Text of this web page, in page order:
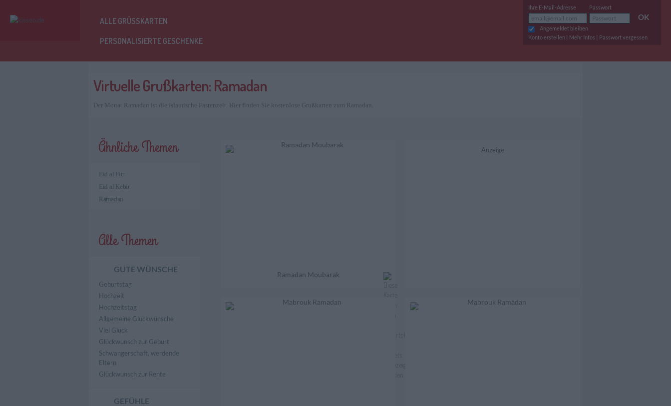
ALLE GRÜSSKARTEN
PERSONALISIERTE GESCHENKE
Ihre E-Mail-Adresse Passwort
OK
Angemeldet bleiben
Konto erstellen | Mehr Infos | Passwort vergessen
Virtuelle Grußkarten: Ramadan
Der Monat Ramadan ist die islamische Fastenzeit. Hier finden Sie kostenlose Grußkarten zum Ramadan.
Ähnliche Themen
Eid al Fitr
Eid al Kebir
Ramadan
Alle Themen
GUTE WÜNSCHE
Geburtstag
Hochzeit
Hochzeitstag
Allgemeine Glückwünsche
Viel Glück
Glückwunsch zur Geburt
Schwangerschaft, werdende
Eltern
Glückwunsch zur Rente
GEFÜHLE
Ramadan Moubarak
Anzeige